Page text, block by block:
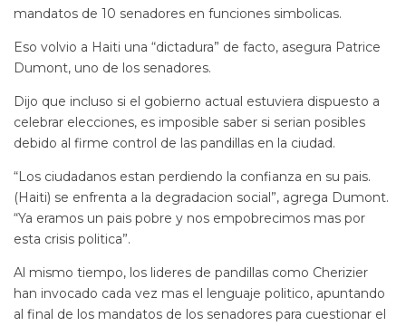
mandatos de 10 senadores en funciones simbolicas.
Eso volvio a Haiti una “dictadura” de facto, asegura Patrice
Dumont, uno de los senadores.
Dijo que incluso si el gobierno actual estuviera dispuesto a
celebrar elecciones, es imposible saber si serian posibles
debido al firme control de las pandillas en la ciudad.
“Los ciudadanos estan perdiendo la confianza en su pais.
(Haiti) se enfrenta a la degradacion social”, agrega Dumont.
“Ya eramos un pais pobre y nos empobrecimos mas por
esta crisis politica”.
Al mismo tiempo, los lideres de pandillas como Cherizier
han invocado cada vez mas el lenguaje politico, apuntando
al final de los mandatos de los senadores para cuestionar el